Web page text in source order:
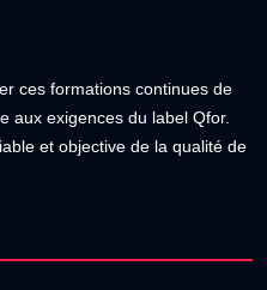
ces formations continues de
aux exigences du label Qfor.
et objective de la qualité de